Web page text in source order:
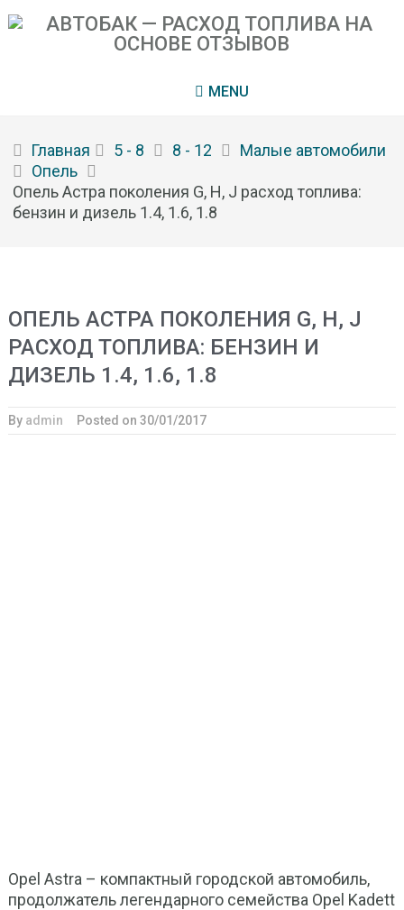
MENU
Главная 5 - 8 8 - 12
Малые автомобили
Опель
Опель Астра поколения G, H, J расход топлива:
бензин и дизель 1.4, 1.6, 1.8
ОПЕЛЬ АСТРА ПОКОЛЕНИЯ G, H, J
РАСХОД ТОПЛИВА: БЕНЗИН И
ДИЗЕЛЬ 1.4, 1.6, 1.8
By admin Posted on 30/01/2017
Opel Astra – компактный городской автомобиль,
продолжатель легендарного семейства Opel Kadett